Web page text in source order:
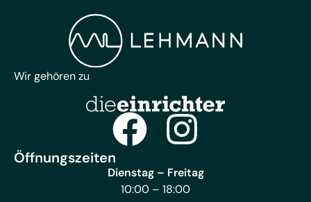
Wir gehören zu
Öffnungszeiten
Dienstag – Freitag
10:00 – 18:00